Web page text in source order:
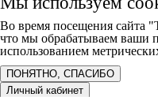
Во время посещения сайта
что мы обрабатываем ваши
использованием
ПОНЯТНО, СПАСИБО
Личный кабинет